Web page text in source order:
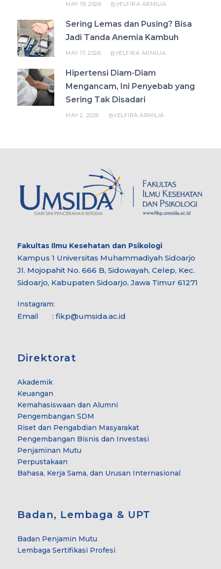
MAY 19, 2026 BYELFIRA ARMILIA
Sering Lemas dan Pusing? Bisa
Jadi Tanda Anemia Kambuh
MAY 17, 2026 BYELFIRA ARMILIA
Hipertensi Diam-Diam
Mengancam, Ini Penyebab yang
Sering Tak Disadari
MAY 2, 2026 BYELFIRA ARMILIA
Fakultas Ilmu Kesehatan dan Psikologi
Kampus 1 Universitas Muhammadiyah Sidoarjo
Jl. Mojopahit No. 666 B, Sidowayah, Celep, Kec.
Sidoarjo, Kabupaten Sidoarjo, Jawa Timur 61271
Instagram:
Email : fikp@umsida.ac.id
Direktorat
Akademik
Keuangan
Kemahasiswaan dan Alumni
Pengembangan SDM
Riset dan Pengabdian Masyarakat
Pengembangan Bisnis dan Investasi
Penjaminan Mutu
Perpustakaan
Bahasa, Kerja Sama, dan Urusan Internasional
Badan, Lembaga & UPT
Badan Penjamin Mutu
Lembaga Sertifikasi Profesi